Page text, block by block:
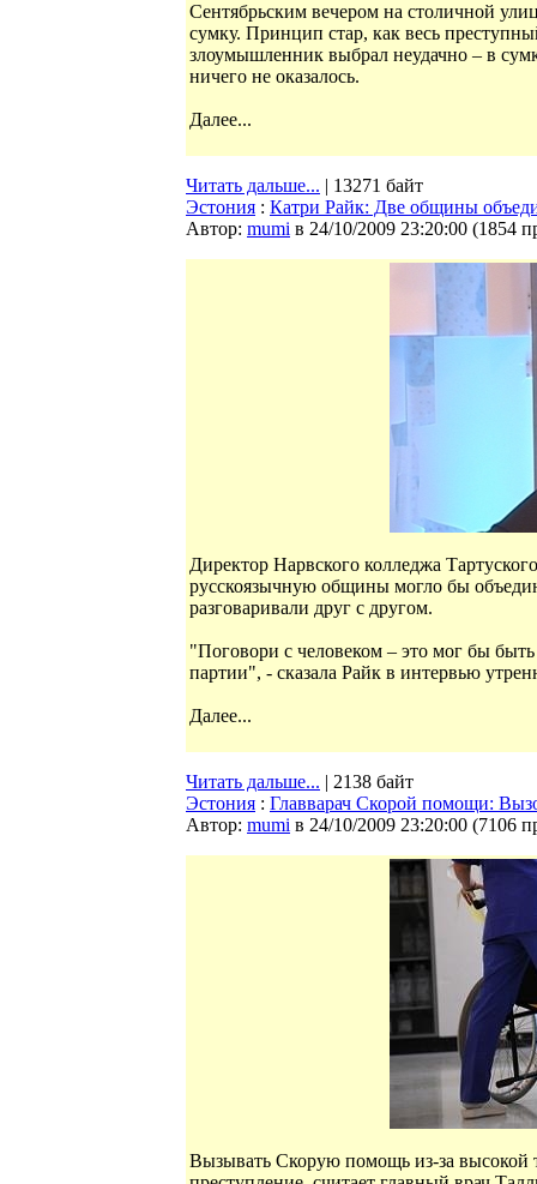
Сентябрьским вечером на столичной
сумку. Принцип стар, как весь
злоумышленник выбрал неудачно – в
ничего не оказалось.
Далее...
Читать дальше... | 13271 байт
Эстония : Катри Райк: Две общины
Автор: mumi в 24/10/2009 23:20:00 (1854
Директор Нарвского колледжа
русскоязычную общины могло бы
разговаривали друг с другом.
"Поговори с человеком – это мог бы
партии", - сказала Райк в интервью
Далее...
Читать дальше... | 2138 байт
Эстония : Главварач Скорой помощи:
Автор: mumi в 24/10/2009 23:20:00 (7106
Вызывать Скорую помощь из-за высокой